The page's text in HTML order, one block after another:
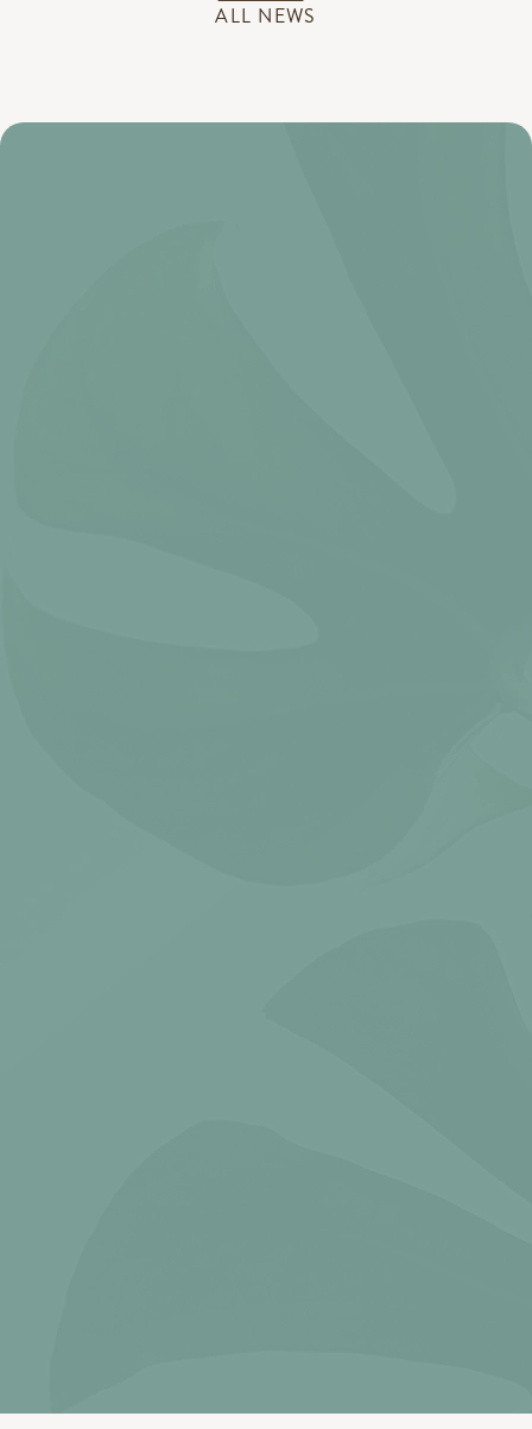
ALL NEWS